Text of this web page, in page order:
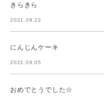
きらきら
2021.09.22
にんじんケーキ
2021.09.05
おめでとうでした☆